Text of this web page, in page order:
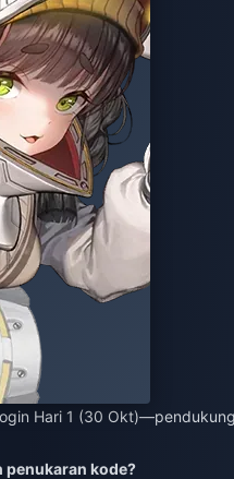
Hari 1 (30
penukaran kode?